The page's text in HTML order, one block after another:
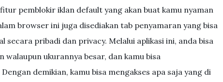
pemblokir iklan default yang akan buat kamu nyaman
browser ini juga disediakan tab penyamaran yang bisa
secara pribadi dan privacy. Melalui aplikasi ini, anda bisa
walaupun ukurannya besar, dan kamu bisa
demikian, kamu bisa mengakses apa saja yang di